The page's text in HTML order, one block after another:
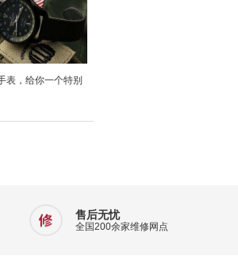
表，给你一个特别
售后无忧
全国200余家维修网点